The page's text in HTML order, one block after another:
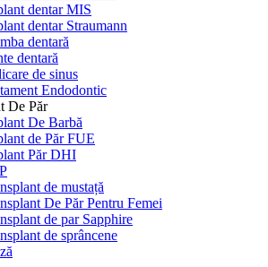
dentar MIS
dentar Straumann
dentară
dentară
de sinus
Endodontic
De Păr
De Barbă
de Păr FUE
Păr DHI
de mustață
De Păr Pentru Femei
de par Sapphire
de sprâncene